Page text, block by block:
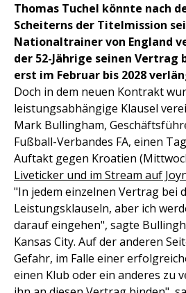
Thomas Tuchel könnte nach
Scheiterns der Titelmission
Nationaltrainer von England
der 52-Jährige seinen Vertrag
erst im Februar bis 2028
Doch in dem neuen Kontrakt
leistungsabhängige Klausel
Mark Bullingham,
Fußball-Verbandes FA, einen
Auftakt gegen Kroatien
Liveticker und im Stream auf
"In jedem einzelnen Vertrag bei
Leistungsklauseln, aber ich
darauf eingehen", sagte
Kansas City. Auf der anderen
Gefahr, im Falle einer
einen Klub oder ein anderes zu